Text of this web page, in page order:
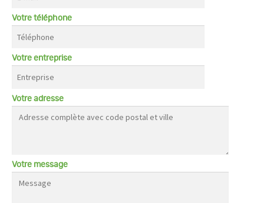
Votre téléphone
Votre entreprise
Votre adresse
Votre message